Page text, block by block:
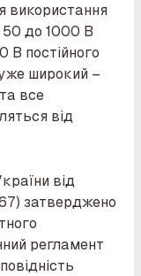
використання
50 до 1000 В
В постійного
широкий –
все
від
від
затверджено
регламент